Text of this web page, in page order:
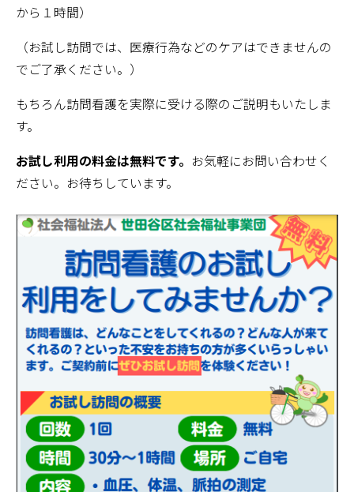
から１時間）
（お試し訪問では、医療行為などのケアはできませんの
でご了承ください。）
もちろん訪問看護を実際に受ける際のご説明もいたしま
す。
お試し利用の料金は無料です。 お気軽にお問い合わせく
ださい。お待ちしています。